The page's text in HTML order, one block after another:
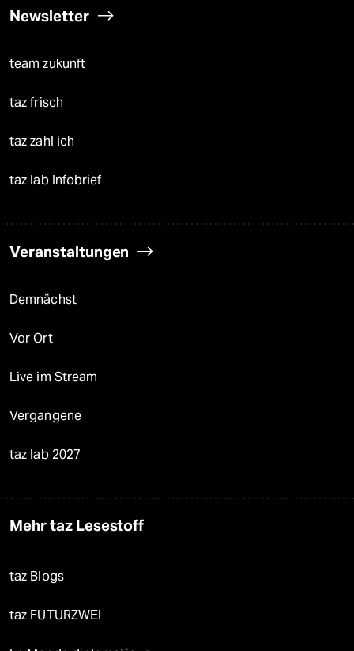
Newsletter
team zukunft
taz frisch
taz zahl ich
taz lab Infobrief
Veranstaltungen
Demnächst
Vor Ort
Live im Stream
Vergangene
taz lab 2027
Mehr taz Lesestoff
taz Blogs
taz FUTURZWEI